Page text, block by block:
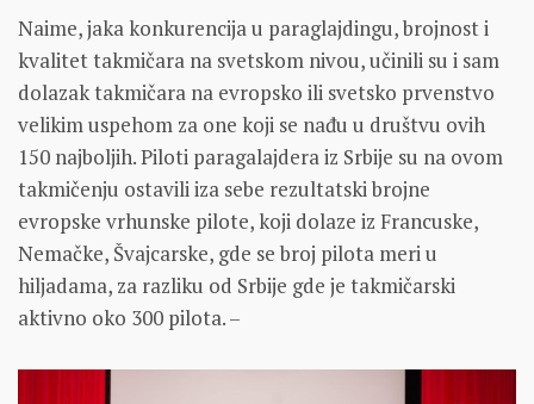
Naime, jaka konkurencija u paraglajdingu, brojnost i
kvalitet takmičara na svetskom nivou, učinili su i sam
dolazak takmičara na evropsko ili svetsko prvenstvo
velikim uspehom za one koji se nađu u društvu ovih
150 najboljih. Piloti paragalajdera iz Srbije su na ovom
takmičenju ostavili iza sebe rezultatski brojne
evropske vrhunske pilote, koji dolaze iz Francuske,
Nemačke, Švajcarske, gde se broj pilota meri u
hiljadama, za razliku od Srbije gde je takmičarski
aktivno oko 300 pilota. –